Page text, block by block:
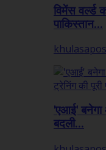
विमेंस वर्ल्ड
पाकिस्तान...
'एआई'
बदली...